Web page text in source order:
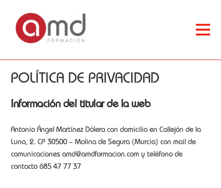
POLÍTICA DE PRIVACIDAD
Información del titular de la web
Antonio Ángel Martínez Dólera con domicilio en Callejón de la
Luna, 2. CP 30500 – Molina de Segura (Murcia) con mail de
comunicaciones amd@amdformacion.com y teléfono de
contacto 685 47 77 37